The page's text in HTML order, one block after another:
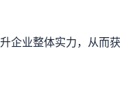
业整体实力，从而获